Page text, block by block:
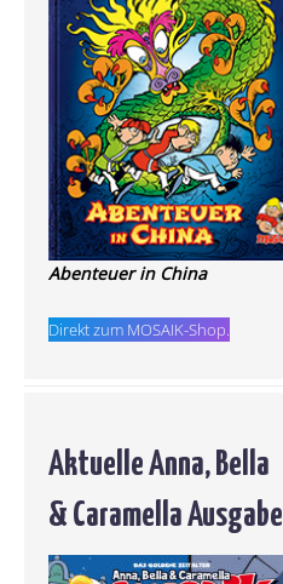
Abenteuer in China
Direkt zum MOSAIK-Shop.
Aktuelle Anna, Bella
& Caramella Ausgabe